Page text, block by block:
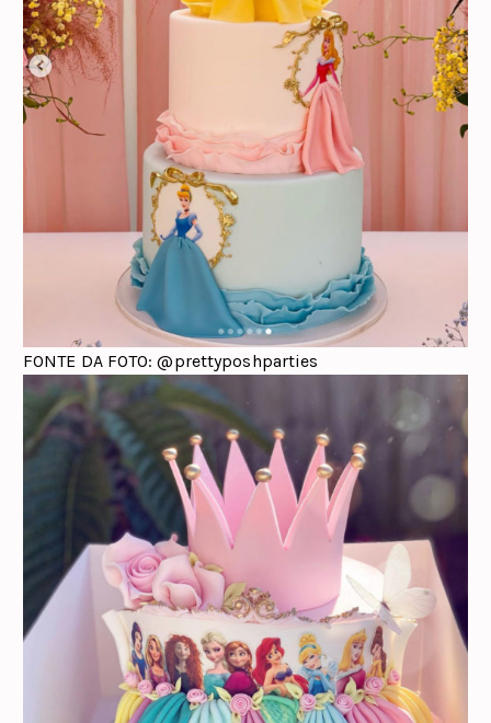
FONTE DA FOTO: @prettyposhparties